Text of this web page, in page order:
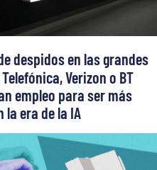
despidos en las grandes
Verizon o BT
empleo para ser más
la era de la IA